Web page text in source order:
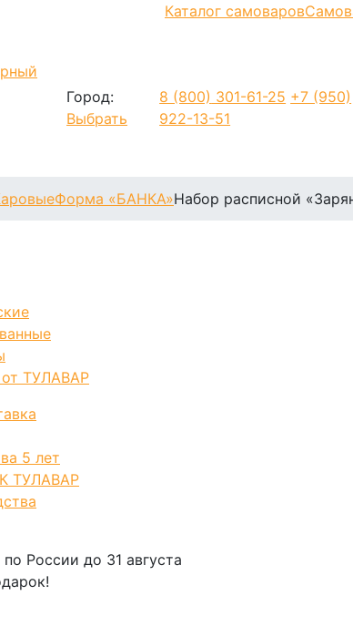
Каталог самоваров
Город:
Выбрать
8 (800) 301-61-25 +7 (950)
922-13-51
Форма «БАНКА»Набор расписной
ТУЛАВАР
5 лет
ТУЛАВАР
по России до 31 августа